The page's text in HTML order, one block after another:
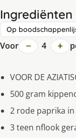
Ingrediënten
Op
Voor − 4 +
VOOR DE
500 gram
2 rode paprika
3 teen nflook